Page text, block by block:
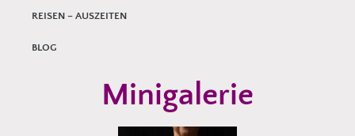
REISEN – AUSZEITEN
BLOG
Minigalerie